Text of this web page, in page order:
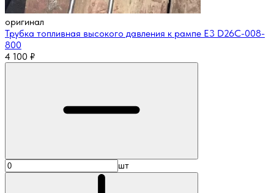
оригинал
Трубка топливная высокого давления к рампе E3 D26C-008-
800
4 100 ₽
шт